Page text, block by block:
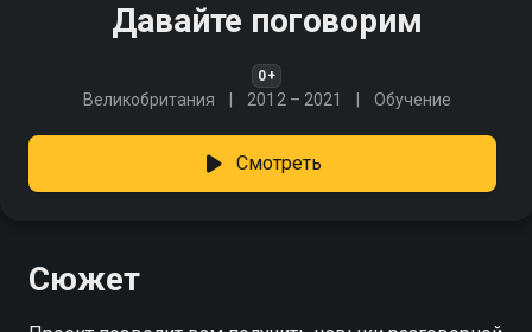
Давайте поговорим
0+
Великобритания 2012 – 2021 Обучение
Смотреть
Сюжет